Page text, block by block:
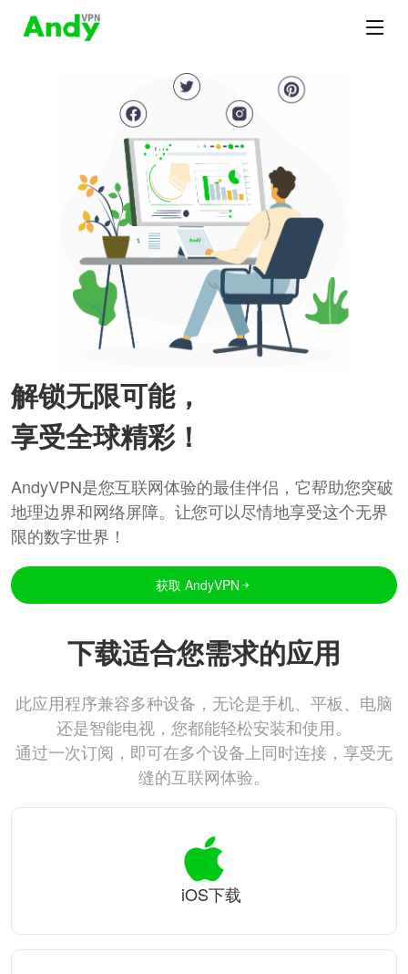
解锁无限可能，
享受全球精彩！
AndyVPN是您互联网体验的最佳伴侣，它帮助您突破
地理边界和网络屏障。让您可以尽情地享受这个无界
限的数字世界！
获取 AndyVPN
下载适合您需求的应用
此应用程序兼容多种设备，无论是手机、平板、电脑
还是智能电视，您都能轻松安装和使用。
通过一次订阅，即可在多个设备上同时连接，享受无
缝的互联网体验。
iOS下载